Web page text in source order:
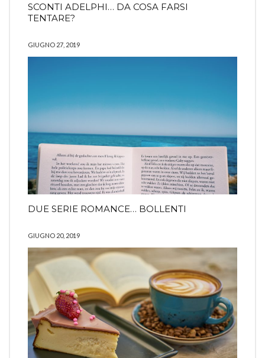
SCONTI ADELPHI… DA COSA FARSI
TENTARE?
GIUGNO 27, 2019
DUE SERIE ROMANCE… BOLLENTI
GIUGNO 20, 2019